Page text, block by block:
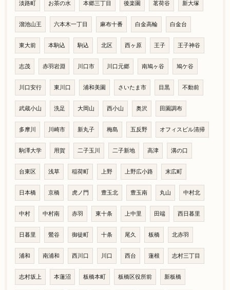
淡路町 お茶の水 本郷三丁目 後楽園 茗荷谷 新大塚
溜池山王 六本木一丁目 麻布十番 白金高輪 白金台
東大前 本駒込 駒込 北区 西ヶ原 王子 王子神谷
志茂 赤羽岩淵 川口市 川口元郷 南鳩ヶ谷 鳩ケ谷
川口安行 東川口 浦和美園 さいたま市 目黒 不動前
武蔵小山 洗足 大岡山 西小山 奥沢 田園調布
多摩川 川崎市 新丸子 梅島 五反野 オフィスビル清掃
駒澤大学 用賀 二子玉川 二子新地 高津 溝の口
台東区 浅草 稲荷町 上野 上野広小路 末広町
日本橋 京橋 虎ノ門 豊玉北 豊玉南 丸山 中村北
中村 中村南 赤羽 東十条 上中里 田端 西日暮里
日暮里 鶯谷 御徒町 十条 尾久 板橋 北赤羽
浦和 南浦和 西川口 川口 西台 蓮根 志村三丁目
志村坂上 本蓮沼 板橋本町 板橋区役所前 新板橋